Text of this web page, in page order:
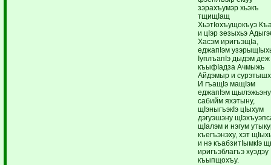
зэрахъумэр хьэкъ
тщищIащ
ХьэтIохъущокъуэ
и цIэр зезыхьэ
Хасэм иригъэщIа,
еджапIэм
IуплъапIэ дыдэм деж
къыфIадза Ачмыжь
Айдэмыр и
И гъащIэ мащIэм
еджапIэм
сабийм яхэтыну,
щIэныгъэкIэ цIыхум
дэгуэшэну
щIалэм и нэгум
къегъэнэху, хэт
и нэ къабзитIымкIэ
иригъэблагъэ хуэдэу
къыпщохъу.